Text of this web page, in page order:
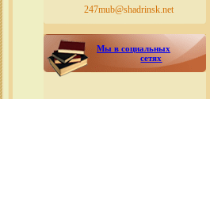
247mub@shadrinsk.net
Мы в социальных
сетях